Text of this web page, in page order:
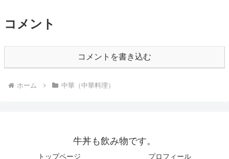
コメント
コメントを書き込む
ホーム 中華（中華料理）
牛丼も飲み物です。
トップページ
プロフィール